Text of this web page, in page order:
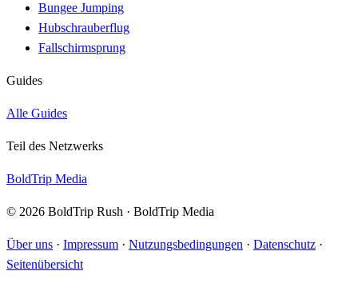
Bungee Jumping
Hubschrauberflug
Fallschirmsprung
Guides
Alle Guides
Teil des Netzwerks
BoldTrip Media
© 2026 BoldTrip Rush · BoldTrip Media
Über uns · Impressum · Nutzungsbedingungen · Datenschutz ·
Seitenübersicht